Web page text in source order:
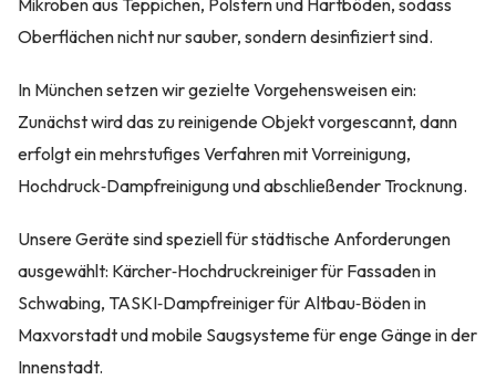
Oberflächen nicht nur sauber, sondern desinfiziert sind.
In München setzen wir gezielte Vorgehensweisen ein:
Zunächst wird das zu reinigende Objekt vorgescannt, dann
erfolgt ein mehrstufiges Verfahren mit Vorreinigung,
Hochdruck‑Dampfreinigung und abschließender Trocknung.
Unsere Geräte sind speziell für städtische Anforderungen
ausgewählt: Kärcher‑Hochdruckreiniger für Fassaden in
Schwabing, TASKI‑Dampfreiniger für Altbau‑Böden in
Maxvorstadt und mobile Saugsysteme für enge Gänge in der
Innenstadt.